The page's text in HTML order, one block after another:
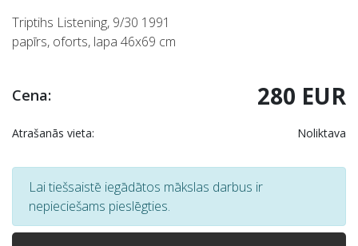
Triptihs Listening, 9/30 1991
papīrs, oforts, lapa 46x69 cm
Cena: 280 EUR
Atrašanās vieta: Noliktava
Lai tiešsaistē iegādātos mākslas darbus ir
nepieciešams pieslēgties.